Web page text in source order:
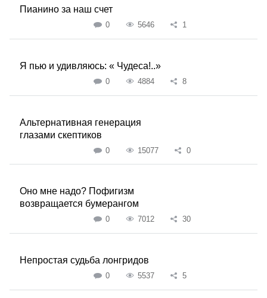
Пианино за наш счет
0 5646 1
Я пью и удивляюсь: « Чудеса!..»
0 4884 8
Альтернативная генерация
глазами скептиков
0 15077 0
Оно мне надо? Пофигизм
возвращается бумерангом
0 7012 30
Непростая судьба лонгридов
0 5537 5